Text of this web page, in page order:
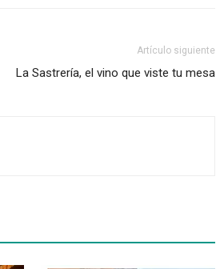
Artículo siguiente
La Sastrería, el vino que viste tu mesa